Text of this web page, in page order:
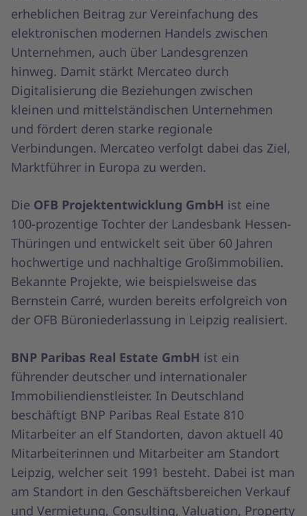
erheblichen Beitrag zur Vereinfachung des
elektronischen modernen Handels zwischen
Unternehmen, auch über Landesgrenzen
hinweg. Damit stärkt Mercateo durch
Digitalisierung die Beziehungen zwischen
kleinen und mittelständischen Unternehmen
und fördert deren starke regionale
Verbindungen. Mercateo verfolgt dabei das Ziel,
Marktführer in Europa zu werden.
Die OFB Projektentwicklung GmbH ist eine
100-prozentige Tochter der Landesbank Hessen-
Thüringen und entwickelt seit über 60 Jahren
hochwertige und nachhaltige Großimmobilien.
Bekannte Projekte, wie beispielsweise das
Bernstein Carré, wurden bereits erfolgreich von
der OFB Büroniederlassung in Leipzig realisiert.
BNP Paribas Real Estate GmbH ist ein
führender deutscher und internationaler
Immobiliendienstleister. In Deutschland
beschäftigt BNP Paribas Real Estate 810
Mitarbeiter an elf Standorten, davon aktuell 40
Mitarbeiterinnen und Mitarbeiter am Standort
Leipzig, welcher seit 1991 besteht. Dabei ist man
am Standort in den Geschäftsbereichen Verkauf
und Vermietung, Consulting, Valuation, Property